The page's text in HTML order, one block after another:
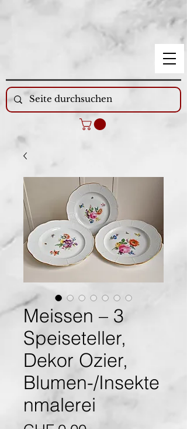
Meissen – 3
Speiseteller,
Dekor Ozier,
Blumen-/Insekte
nmalerei